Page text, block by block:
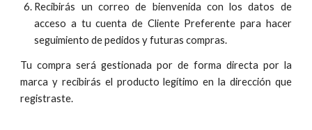
Recibirás un correo de bienvenida con los datos de
acceso a tu cuenta de Cliente Preferente para hacer
seguimiento de pedidos y futuras compras.
Tu compra será gestionada por de forma directa por la
marca y recibirás el producto legítimo en la dirección que
registraste.